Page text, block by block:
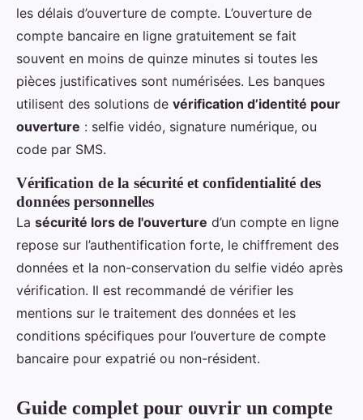
les délais d’ouverture de compte. L’ouverture de
compte bancaire en ligne gratuitement se fait
souvent en moins de quinze minutes si toutes les
pièces justificatives sont numérisées. Les banques
utilisent des solutions de vérification d’identité pour
ouverture : selfie vidéo, signature numérique, ou
code par SMS.
Vérification de la sécurité et confidentialité des
données personnelles
La sécurité lors de l'ouverture d’un compte en ligne
repose sur l’authentification forte, le chiffrement des
données et la non-conservation du selfie vidéo après
vérification. Il est recommandé de vérifier les
mentions sur le traitement des données et les
conditions spécifiques pour l’ouverture de compte
bancaire pour expatrié ou non-résident.
Guide complet pour ouvrir un compte